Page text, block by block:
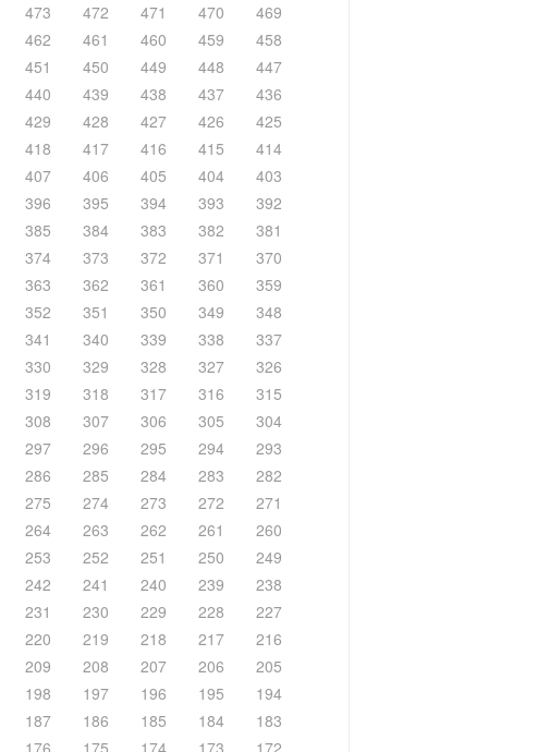
473 472 471 470
469
462 461 460 459
458
451 450 449 448
447
440 439 438 437
436
429 428 427 426
425
418 417 416 415
414
407 406 405 404
403
396 395 394 393
392
385 384 383 382
381
374 373 372 371
370
363 362 361 360
359
352 351 350 349
348
341 340 339 338
337
330 329 328 327
326
319 318 317 316
315
308 307 306 305
304
297 296 295 294
293
286 285 284 283
282
275 274 273 272
271
264 263 262 261
260
253 252 251 250
249
242 241 240 239
238
231 230 229 228
227
220 219 218 217
216
209 208 207 206
205
198 197 196 195
194
187 186 185 184
183
176 175 174 173 172